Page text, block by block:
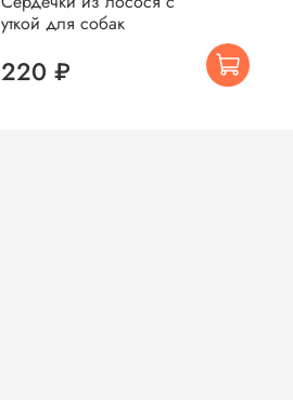
уткой для собак
220 ₽